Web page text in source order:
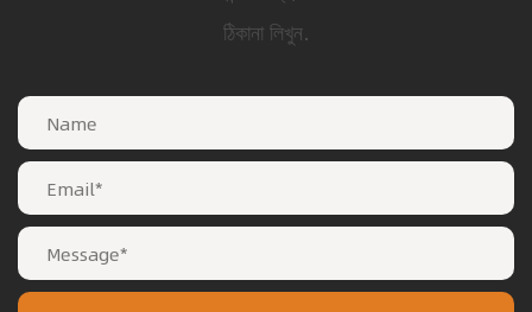
ঠিকানা লিখুন.